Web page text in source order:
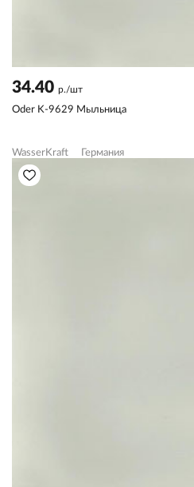
34.40 р./шт
Oder K-9629 Мыльница
WasserKraft Германия